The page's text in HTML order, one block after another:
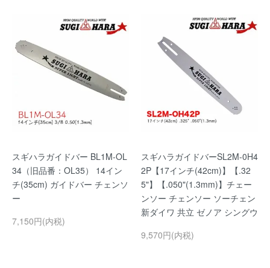
スギハラガイドバー BL1M-OL
34（旧品番：OL35） 14イン
チ(35cm) ガイドバー チェンソ
ー
7,150円(内税)
スギハラガイドバーSL2M-0H4
2P【17インチ(42cm)】【.32
5"】【.050"(1.3mm)】チェー
ンソー チェンソー ソーチェン
新ダイワ 共立 ゼノア シングウ
9,570円(内税)